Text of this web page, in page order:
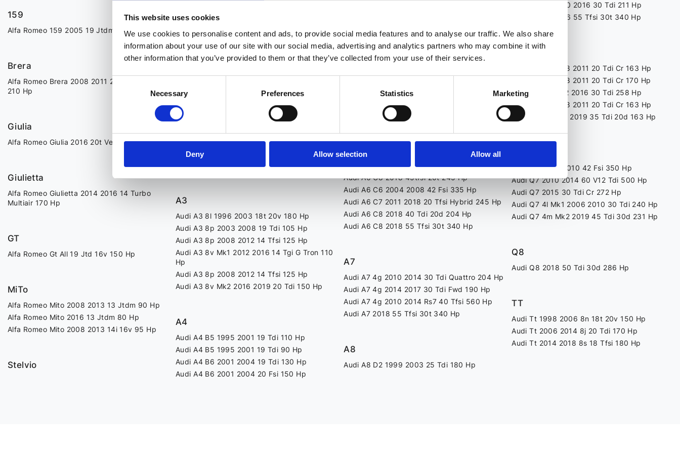
This website uses cookies
We use cookies to personalise content and ads, to provide social media features and to analyse our traffic. We also share
information about your use of our site with our social media, advertising and analytics partners who may combine it with
other information that you’ve provided to them or that they’ve collected from your use of their services.
Consent
Necessary Preferences Statistics Marketing
Deny Allow selection Allow all
159
Alfa Romeo 159 2005 19 Jtdm 16v 150 Hp
Brera
Alfa Romeo Brera 2008 2011 24 Jtdm 20v
210 Hp
Giulia
Alfa Romeo Giulia 2016 20t Veloce 280 Hp
Giulietta
Alfa Romeo Giulietta 2014 2016 14 Turbo
Multiair 170 Hp
GT
Alfa Romeo Gt All 19 Jtd 16v 150 Hp
MiTo
Alfa Romeo Mito 2008 2013 13 Jtdm 90 Hp
Alfa Romeo Mito 2016 13 Jtdm 80 Hp
Alfa Romeo Mito 2008 2013 14i 16v 95 Hp
Stelvio
A1
Audi A1 2010 2014 8x 16 Tdi 105 Hp
Audi A1 2015 2017 10 Tfsi 82 Hp
Audi A1 8x 2010 2014 14 Tfsi 185 Hp
Audi A1 Gb 2018 40 Tfsi 20t 200 Hp
A2
Audi A2 8z 1999 2005 14 Tdi 75 Hp
A3
Audi A3 8l 1996 2003 18t 20v 180 Hp
Audi A3 8p 2003 2008 19 Tdi 105 Hp
Audi A3 8p 2008 2012 14 Tfsi 125 Hp
Audi A3 8v Mk1 2012 2016 14 Tgi G Tron 110
Hp
Audi A3 8p 2008 2012 14 Tfsi 125 Hp
Audi A3 8v Mk2 2016 2019 20 Tdi 150 Hp
A4
Audi A4 B5 1995 2001 19 Tdi 110 Hp
Audi A4 B5 1995 2001 19 Tdi 90 Hp
Audi A4 B6 2001 2004 19 Tdi 130 Hp
Audi A4 B6 2001 2004 20 Fsi 150 Hp
Audi A4 B8 2008 2011 20 Tfsi 211 Hp
Audi A4 B8 2012 2015 20 Tdi Cr 120 Hp
Audi A4 B9 2015 2018 30 Tdi Fwd 218 Hp
Audi A6 C5 1997 2004 25 Tdi 180 Hp
Audi A6 C6 2008 2010 20 Tdi 163 Hp
Audi A6 C7 2011 2018 20 Tdi 190 Hp
Audi A6 C7 2011 2018 30 Tfsi 300 Hp
Audi A6 C8 2018 45tfsi 20t 245 Hp
Audi A6 C6 2004 2008 42 Fsi 335 Hp
Audi A6 C7 2011 2018 20 Tfsi Hybrid 245 Hp
Audi A6 C8 2018 40 Tdi 20d 204 Hp
Audi A6 C8 2018 55 Tfsi 30t 340 Hp
A7
Audi A7 4g 2010 2014 30 Tdi Quattro 204 Hp
Audi A7 4g 2014 2017 30 Tdi Fwd 190 Hp
Audi A7 4g 2010 2014 Rs7 40 Tfsi 560 Hp
Audi A7 2018 55 Tfsi 30t 340 Hp
A8
Audi A8 D2 1999 2003 25 Tdi 180 Hp
Audi A8 D4 2010 2016 30 Tdi 211 Hp
Audi A8 D5 2016 55 Tfsi 30t 340 Hp
Audi Q5 8r 2008 2011 20 Tdi Cr 163 Hp
Audi Q5 8r 2008 2011 20 Tdi Cr 170 Hp
Audi Q5 8r 2012 2016 30 Tdi 258 Hp
Audi Q5 8r 2008 2011 20 Tdi Cr 163 Hp
Audi Q5 Fy Mk2 2019 35 Tdi 20d 163 Hp
Audi Q7 2006 2010 42 Fsi 350 Hp
Audi Q7 2010 2014 60 V12 Tdi 500 Hp
Audi Q7 2015 30 Tdi Cr 272 Hp
Audi Q7 4l Mk1 2006 2010 30 Tdi 240 Hp
Audi Q7 4m Mk2 2019 45 Tdi 30d 231 Hp
Q8
Audi Q8 2018 50 Tdi 30d 286 Hp
TT
Audi Tt 1998 2006 8n 18t 20v 150 Hp
Audi Tt 2006 2014 8j 20 Tdi 170 Hp
Audi Tt 2014 2018 8s 18 Tfsi 180 Hp